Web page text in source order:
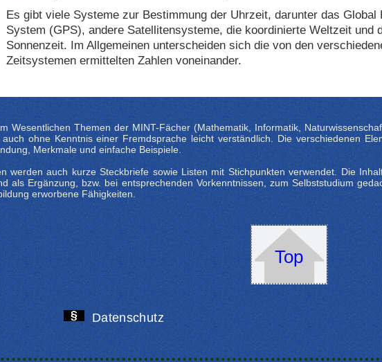
Es gibt viele Systeme zur Bestimmung der Uhrzeit, darunter das Global
System (GPS), andere Satellitensysteme, die koordinierte Weltzeit und
Sonnenzeit. Im Allgemeinen unterscheiden sich die von den
Zeitsystemen ermittelten Zahlen voneinander.
Wesentlichen Themen der MINT-Fächer (Mathematik, Informatik,
ohne Kenntnis einer Fremdsprache leicht verständlich. Die verschiedenen
Merkmale und einfache Beispiele.
werden auch kurze Steckbriefe sowie Listen mit Stichpunkten verwendet. Die
als Ergänzung, bzw. bei entsprechenden Vorkenntnissen, zum Selbststudium
erworbene Fähigkeiten.
Top
Datenschutz